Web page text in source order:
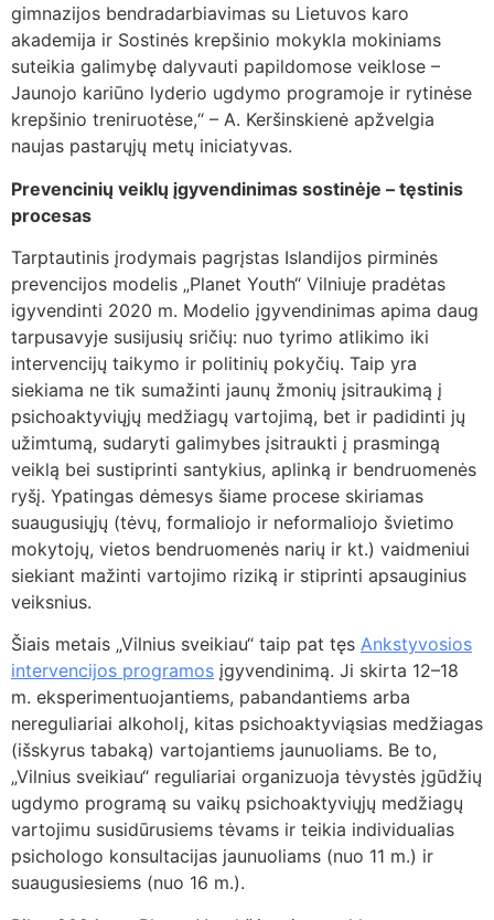
gimnazijos bendradarbiavimas su Lietuvos karo
akademija ir Sostinės krepšinio mokykla mokiniams
suteikia galimybę dalyvauti papildomose veiklose –
Jaunojo kariūno lyderio ugdymo programoje ir rytinėse
krepšinio treniruotėse,“ – A. Keršinskienė apžvelgia
naujas pastarųjų metų iniciatyvas.
Prevencinių veiklų įgyvendinimas sostinėje – tęstinis
procesas
Tarptautinis įrodymais pagrįstas Islandijos pirminės
prevencijos modelis „Planet Youth“ Vilniuje pradėtas
igyvendinti 2020 m. Modelio įgyvendinimas apima daug
tarpusavyje susijusių sričių: nuo tyrimo atlikimo iki
intervencijų taikymo ir politinių pokyčių. Taip yra
siekiama ne tik sumažinti jaunų žmonių įsitraukimą į
psichoaktyviųjų medžiagų vartojimą, bet ir padidinti jų
užimtumą, sudaryti galimybes įsitraukti į prasmingą
veiklą bei sustiprinti santykius, aplinką ir bendruomenės
ryšį. Ypatingas dėmesys šiame procese skiriamas
suaugusiųjų (tėvų, formaliojo ir neformaliojo švietimo
mokytojų, vietos bendruomenės narių ir kt.) vaidmeniui
siekiant mažinti vartojimo riziką ir stiprinti apsauginius
veiksnius.
Šiais metais „Vilnius sveikiau“ taip pat tęs Ankstyvosios
intervencijos programos įgyvendinimą. Ji skirta 12–18
m. eksperimentuojantiems, pabandantiems arba
nereguliariai alkoholį, kitas psichoaktyviąsias medžiagas
(išskyrus tabaką) vartojantiems jaunuoliams. Be to,
„Vilnius sveikiau“ reguliariai organizuoja tėvystės įgūdžių
ugdymo programą su vaikų psichoaktyviųjų medžiagų
vartojimu susidūrusiems tėvams ir teikia individualias
psichologo konsultacijas jaunuoliams (nuo 11 m.) ir
suaugusiesiems (nuo 16 m.).